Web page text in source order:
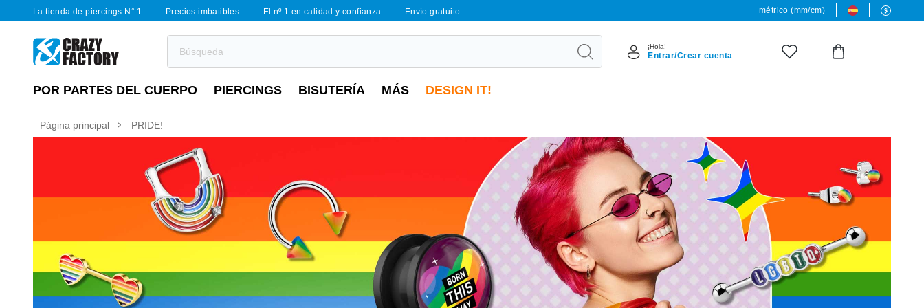
La tienda de piercings N° 1 Precios imbatibles El nº 1 en calidad y confianza Envío gratuito métrico (mm/cm)
¡Hola!
Entrar/Crear cuenta
POR PARTES DEL CUERPO PIERCINGS BISUTERÍA MÁS DESIGN IT!
Página principal PRIDE!